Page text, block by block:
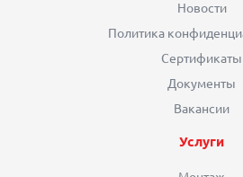
Новости
Политика
Сертификаты
Документы
Вакансии
Услуги